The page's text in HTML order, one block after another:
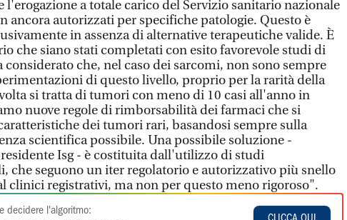
l'erogazione a totale carico del Servizio sanitario nazionale
ancora autorizzati per specifiche patologie. Questo è
in assenza di alternative terapeutiche valide. È
che siano stati completati con esito favorevole studi di
considerato che, nel caso dei sarcomi, non sono sempre
di questo livello, proprio per la rarità della
si tratta di tumori con meno di 10 casi all'anno in
nuove regole di rimborsabilità dei farmaci che si
dei tumori rari, basandosi sempre sulla
scientifica possibile. Una possibile soluzione -
Isg - è costituita dall'utilizzo di studi
che seguono un iter regolatorio e autorizzativo più snello
clinici registrativi, ma non per questo meno rigoroso".
decidere l'algoritmo: